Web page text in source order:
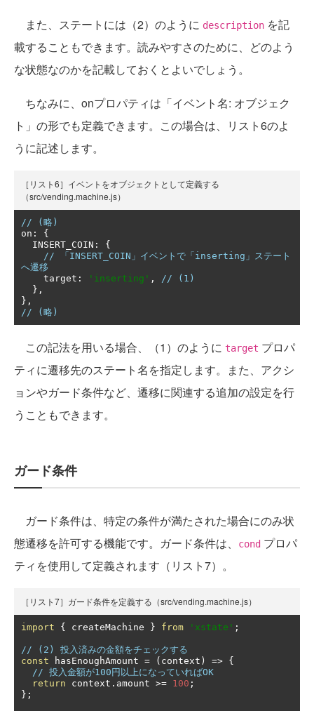
また、ステートには（2）のように description を記
載することもできます。読みやすさのために、どのよう
な状態なのかを記載しておくとよいでしょう。
ちなみに、onプロパティは「イベント名: オブジェク
ト」の形でも定義できます。この場合は、リスト6のよ
うに記述します。
［リスト6］イベントをオブジェクトとして定義する
（src/vending.machine.js）
// (略)
on :
{
  INSERT_COIN
:
{
// 「INSERT_COIN」イベントで「inserting」ステート
へ遷移
    target
: 'inserting' ,
// (1)
},
},
// (略)
この記法を用いる場合、（1）のように target プロパ
ティに遷移先のステート名を指定します。また、アクシ
ョンやガード条件など、遷移に関連する追加の設定を行
うこともできます。
ガード条件
ガード条件は、特定の条件が満たされた場合にのみ状
態遷移を許可する機能です。ガード条件は、
cond プロパ
ティを使用して定義されます（リスト7）。
［リスト7］ガード条件を定義する（src/vending.machine.js）
import { createMachine } from 'xstate' ;
// (2) 投入済みの金額をチェックする
const hasEnoughAmount = ( context ) => {
// 投入金額が100円以上になっていればOK
return context . amount >= 100 ;
};